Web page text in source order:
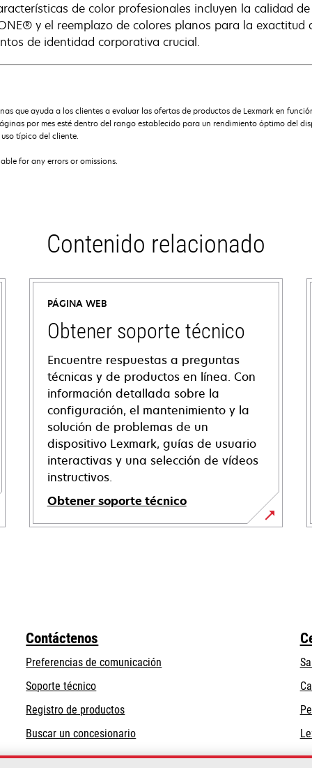
de color profesionales incluyen la calidad
y el reemplazo de colores planos para la exactitud
de identidad corporativa crucial.
que ayuda a los clientes a evaluar las ofertas de productos de Lexmark en
por mes esté dentro del rango establecido para un rendimiento óptimo del
típico del cliente.
for any errors or omissions.
Contenido relacionado
PÁGINA WEB
Obtener soporte técnico
Encuentre respuestas a preguntas
técnicas y de productos en línea. Con
información detallada sobre la
configuración, el mantenimiento y la
solución de problemas de un
dispositivo Lexmark, guías de usuario
interactivas y una selección de vídeos
instructivos.
Obtener soporte técnico
opens
Contáctenos
Preferencias de comunicación
Soporte técnicoopens
in
a
new
tab
Registro de productos
Buscar un concesionario